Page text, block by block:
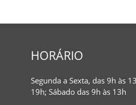
HORÁRIO
Segunda a Sexta, das 9h às
19h; Sábado das 9h às 13h